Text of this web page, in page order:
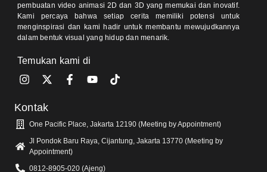
pembuatan video animasi 2D dan 3D yang memukai dan inovatif.
Kami percaya bahwa setiap cerita memiliki potensi untuk
menginspirasi dan kami hadir untuk membantu mewujudkannya
dalam bentuk visual yang hidup dan menarik.
Temukan kami di
Kontak
One Pacific Place, Jakarta 12190 (Meeting by Appointment)
Jl Pondok Baru Raya, Cijantung, Jakarta 13770 (Meeting by
Appointment)
0812-8905-020 (Ajeng)